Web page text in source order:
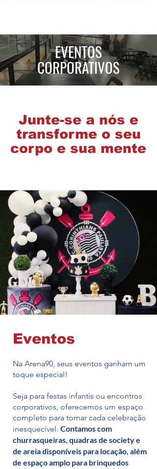
EVENTOS
CORPORATIVOS
Junte-se a nós e
transforme o seu
corpo e sua mente
Eventos
Na Arena90, seus eventos ganham um
toque especial!
Seja para festas infantis ou encontros
corporativos, oferecemos um espaço
completo para tornar cada celebração
inesquecível. Contamos com
churrasqueiras, quadras de society e
de areia disponíveis para locação, além
de espaço amplo para brinquedos